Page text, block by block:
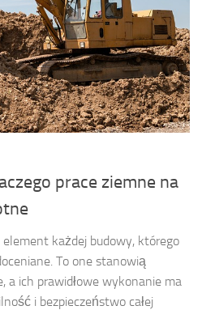
prace ziemne na
każdej budowy, którego
To one stanowią
a ich prawidłowe wykonanie ma
i bezpieczeństwo całej